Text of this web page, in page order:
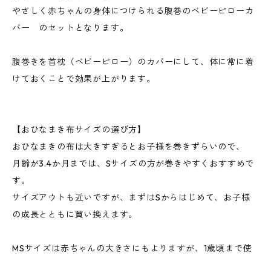
やさしく赤ちゃんの身体につけられる腹巻のベビーピローカ
バー のセットとなります。
腹巻きを首枕（ベビーピロー）のカバーにして、体に常に着
けておくことで効果が上がります。
【おひなまき布サイズの選び方】
おひなまきの布は大きすぎるとお子様を巻きずらいので、
月齢が3.4か月までは、Sサイズの方が巻きやすくおすすめで
す。
サイズアウトも近いですが、まずはSからはじめて、お子様
の成長とともに買い換えます。
MSサイズは赤ちゃんの大きさにもよりますが、1歳頃まで使